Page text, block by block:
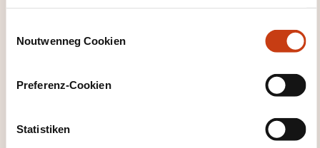
Noutwenneg Cookien
Preferenz-Cookien
Statistiken
d'Formatiounsinstitut